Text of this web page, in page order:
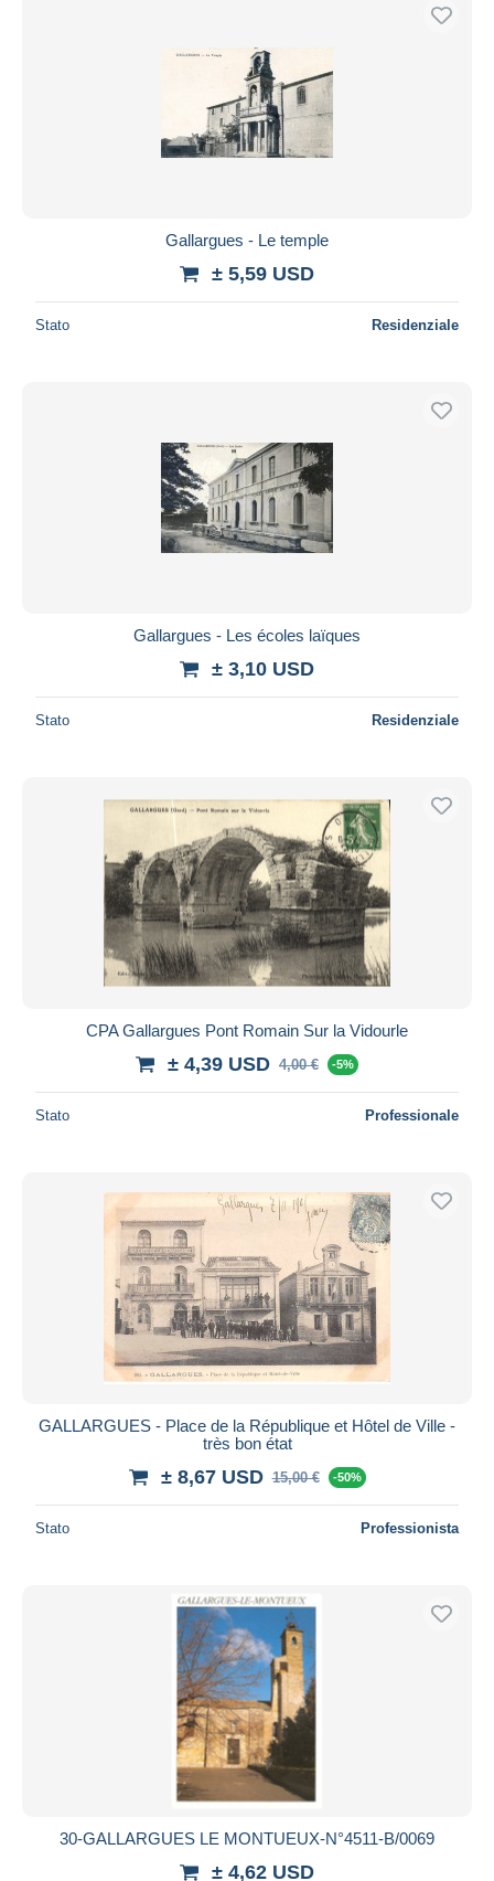
Gallargues - Le temple
± 5,59 USD
Stato Residenziale
Gallargues - Les écoles laïques
± 3,10 USD
Stato Residenziale
CPA Gallargues Pont Romain Sur la Vidourle
± 4,39 USD 4,00 € -5%
Stato Professionale
GALLARGUES - Place de la République et Hôtel de Ville -
très bon état
± 8,67 USD 15,00 € -50%
Stato Professionista
30-GALLARGUES LE MONTUEUX-N°4511-B/0069
± 4,62 USD